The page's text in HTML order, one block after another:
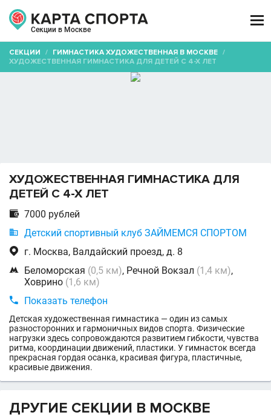
Секции в Москве

СЕКЦИИ / ГИМНАСТИКА ХУДОЖЕСТВЕННАЯ В МОСКВЕ /
ХУДОЖЕСТВЕННАЯ ГИМНАСТИКА ДЛЯ ДЕТЕЙ С 4-Х ЛЕТ
ХУДОЖЕСТВЕННАЯ ГИМНАСТИКА ДЛЯ
ДЕТЕЙ С 4-Х ЛЕТ
 7000 рублей
 Детский спортивный клуб ЗАЙМЕМСЯ СПОРТОМ
 г. Москва, Валдайский проезд, д. 8
 Беломорская (0,5 км), Речной Вокзал (1,4 км),
Ховрино (1,6 км)
 Показать телефон
Детская художественная гимнастика — один из самых
разносторонних и гармоничных видов спорта. Физические
нагрузки здесь сопровождаются развитием гибкости, чувства
ритма, координации движений, пластики. У гимнасток всегда
прекрасная гордая осанка, красивая фигура, пластичные,
красивые движения.
ДРУГИЕ СЕКЦИИ В МОСКВЕ